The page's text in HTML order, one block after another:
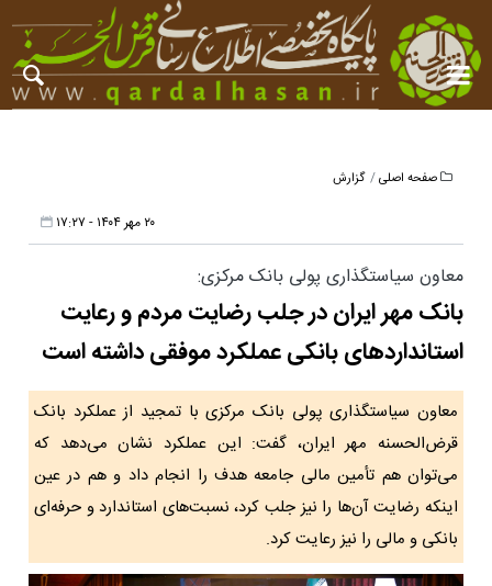
صفحه اصلی گزارش
۲۰ مهر ۱۴۰۴ - ۱۷:۲۷
معاون سیاستگذاری پولی بانک مرکزی:
بانک مهر ایران در جلب رضایت مردم و رعایت
استانداردهای بانکی عملکرد موفقی داشته است
معاون سیاستگذاری پولی بانک مرکزی با تمجید از عملکرد بانک
قرض‌الحسنه مهر ایران، گفت: این عملکرد نشان می‌دهد که
می‌توان هم تأمین مالی جامعه هدف را انجام داد و هم در عین
اینکه رضایت آن‌ها را نیز جلب کرد، نسبت‌های استاندارد و حرفه‌ای
بانکی و مالی را نیز رعایت کرد.